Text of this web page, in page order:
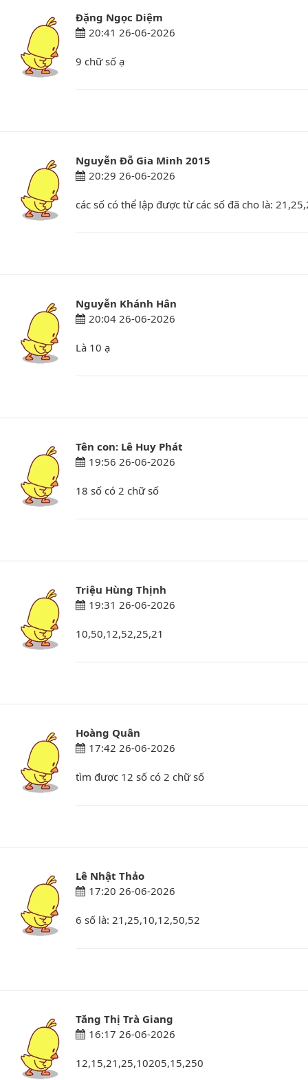
Đặng Ngọc Diệm
20:41 26-06-2026
9 chữ số ạ
Nguyễn Đỗ Gia Minh 2015
20:29 26-06-2026
các số có thể lập được từ các số đã cho là:
Nguyễn Khánh Hân
20:04 26-06-2026
Là 10 ạ
Tên con: Lê Huy Phát
19:56 26-06-2026
18 số có 2 chữ số
Triệu Hùng Thịnh
19:31 26-06-2026
10,50,12,52,25,21
Hoàng Quân
17:42 26-06-2026
tìm được 12 số có 2 chữ số
Lê Nhật Thảo
17:20 26-06-2026
6 số là: 21,25,10,12,50,52
Tăng Thị Trà Giang
16:17 26-06-2026
12,15,21,25,10205,15,250